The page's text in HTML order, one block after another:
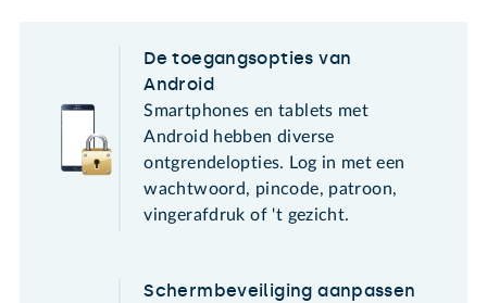
De toegangsopties van
Android
Smartphones en tablets met
Android hebben diverse
ontgrendelopties. Log in met een
wachtwoord, pincode, patroon,
vingerafdruk of 't gezicht.
Schermbeveiliging aanpassen